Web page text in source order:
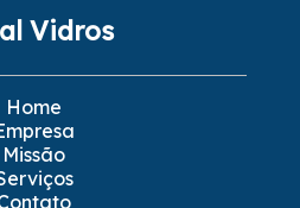
Vidros
Home
Missão